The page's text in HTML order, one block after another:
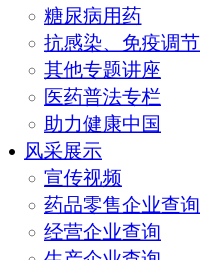
糖尿病用药
抗感染、免疫调节
其他专题讲座
医药普法专栏
助力健康中国
风采展示
宣传视频
药品零售企业查询
经营企业查询